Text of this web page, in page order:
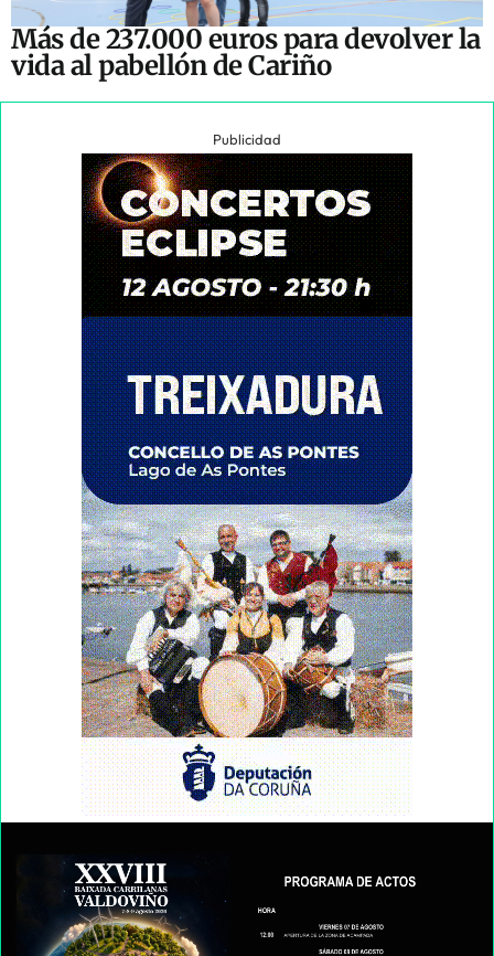
Más de 237.000 euros para devolver la
vida al pabellón de Cariño
Publicidad